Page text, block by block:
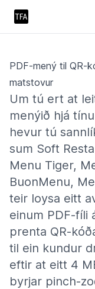
PDF-mený til QR-
matstovur
Um tú ert at
menýið hjá
hevur tú
sum Soft
Menu Tiger,
BuonMenu,
teir loysa eitt
einum PDF-fíli
prenta QR-
til ein kundur
eftir at eitt 4
byrjar pinch-